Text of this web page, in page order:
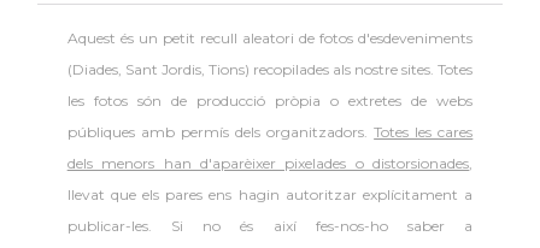
Aquest és un petit recull aleatori defotos d'esdeveniments
(Diades, Sant Jordis, Tions) recopilades als nostre sites. Totes
les fotos són de producció pròpia o extretes de webs
públiques amb permís dels organitzadors.Totes les cares
dels menors han d'aparèixer pixelades o distorsionades,
llevat que els pares ens hagin autoritzar explícitament a
publicar-les. Si no és així fes-nos-ho saber a